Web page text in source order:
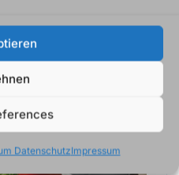
DatenschutzImpressum